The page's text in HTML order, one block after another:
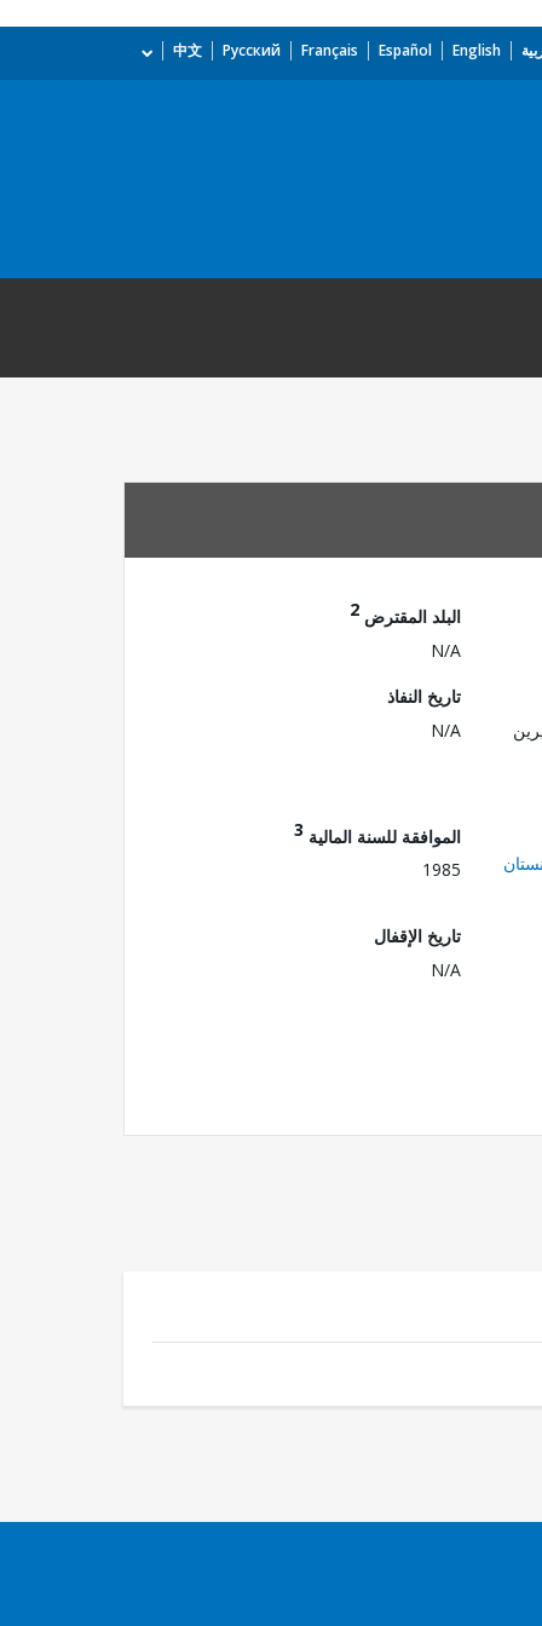
English
Español
Français
Русский
中文
البلد المقترض 2
N/A
تاريخ النفاذ
N/A
الموافقة للسنة المالية 3
1985
تاريخ الإقفال
N/A